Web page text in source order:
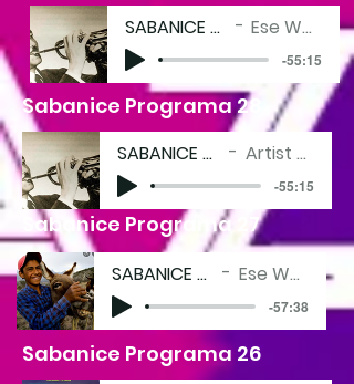
SABANICE 27 Ese Wey
-55:15
Sabanice Programa 28
SABANICE 027 LQ Artist Name
-55:15
Sabanice Programa 27
SABANICE 28 Ese Wey
-57:38
Sabanice Programa 26